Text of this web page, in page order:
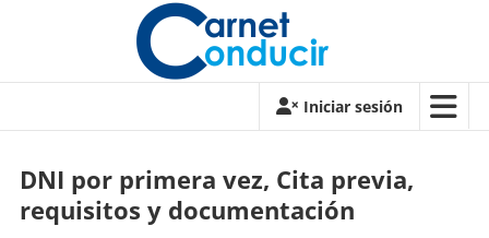
de
conducir
Carnet
Iniciar sesión
DNI por primera vez, Cita previa,
requisitos y documentación